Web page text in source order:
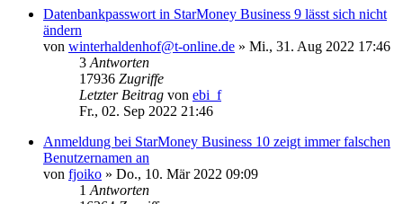
Datenbankpasswort in StarMoney Business 9 lässt sich nicht
ändern
von winterhaldenhof@t-online.de » Mi., 31. Aug 2022 17:46
3 Antworten
17936 Zugriffe
Letzter Beitrag von ebi_f
Fr., 02. Sep 2022 21:46
Anmeldung bei StarMoney Business 10 zeigt immer falschen
Benutzernamen an
von fjoiko » Do., 10. Mär 2022 09:09
1 Antworten